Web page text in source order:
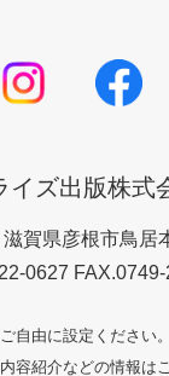
イズ出版株式
賀県彦根市鳥居
0627
自由に設定ください。
容紹介などの情報は